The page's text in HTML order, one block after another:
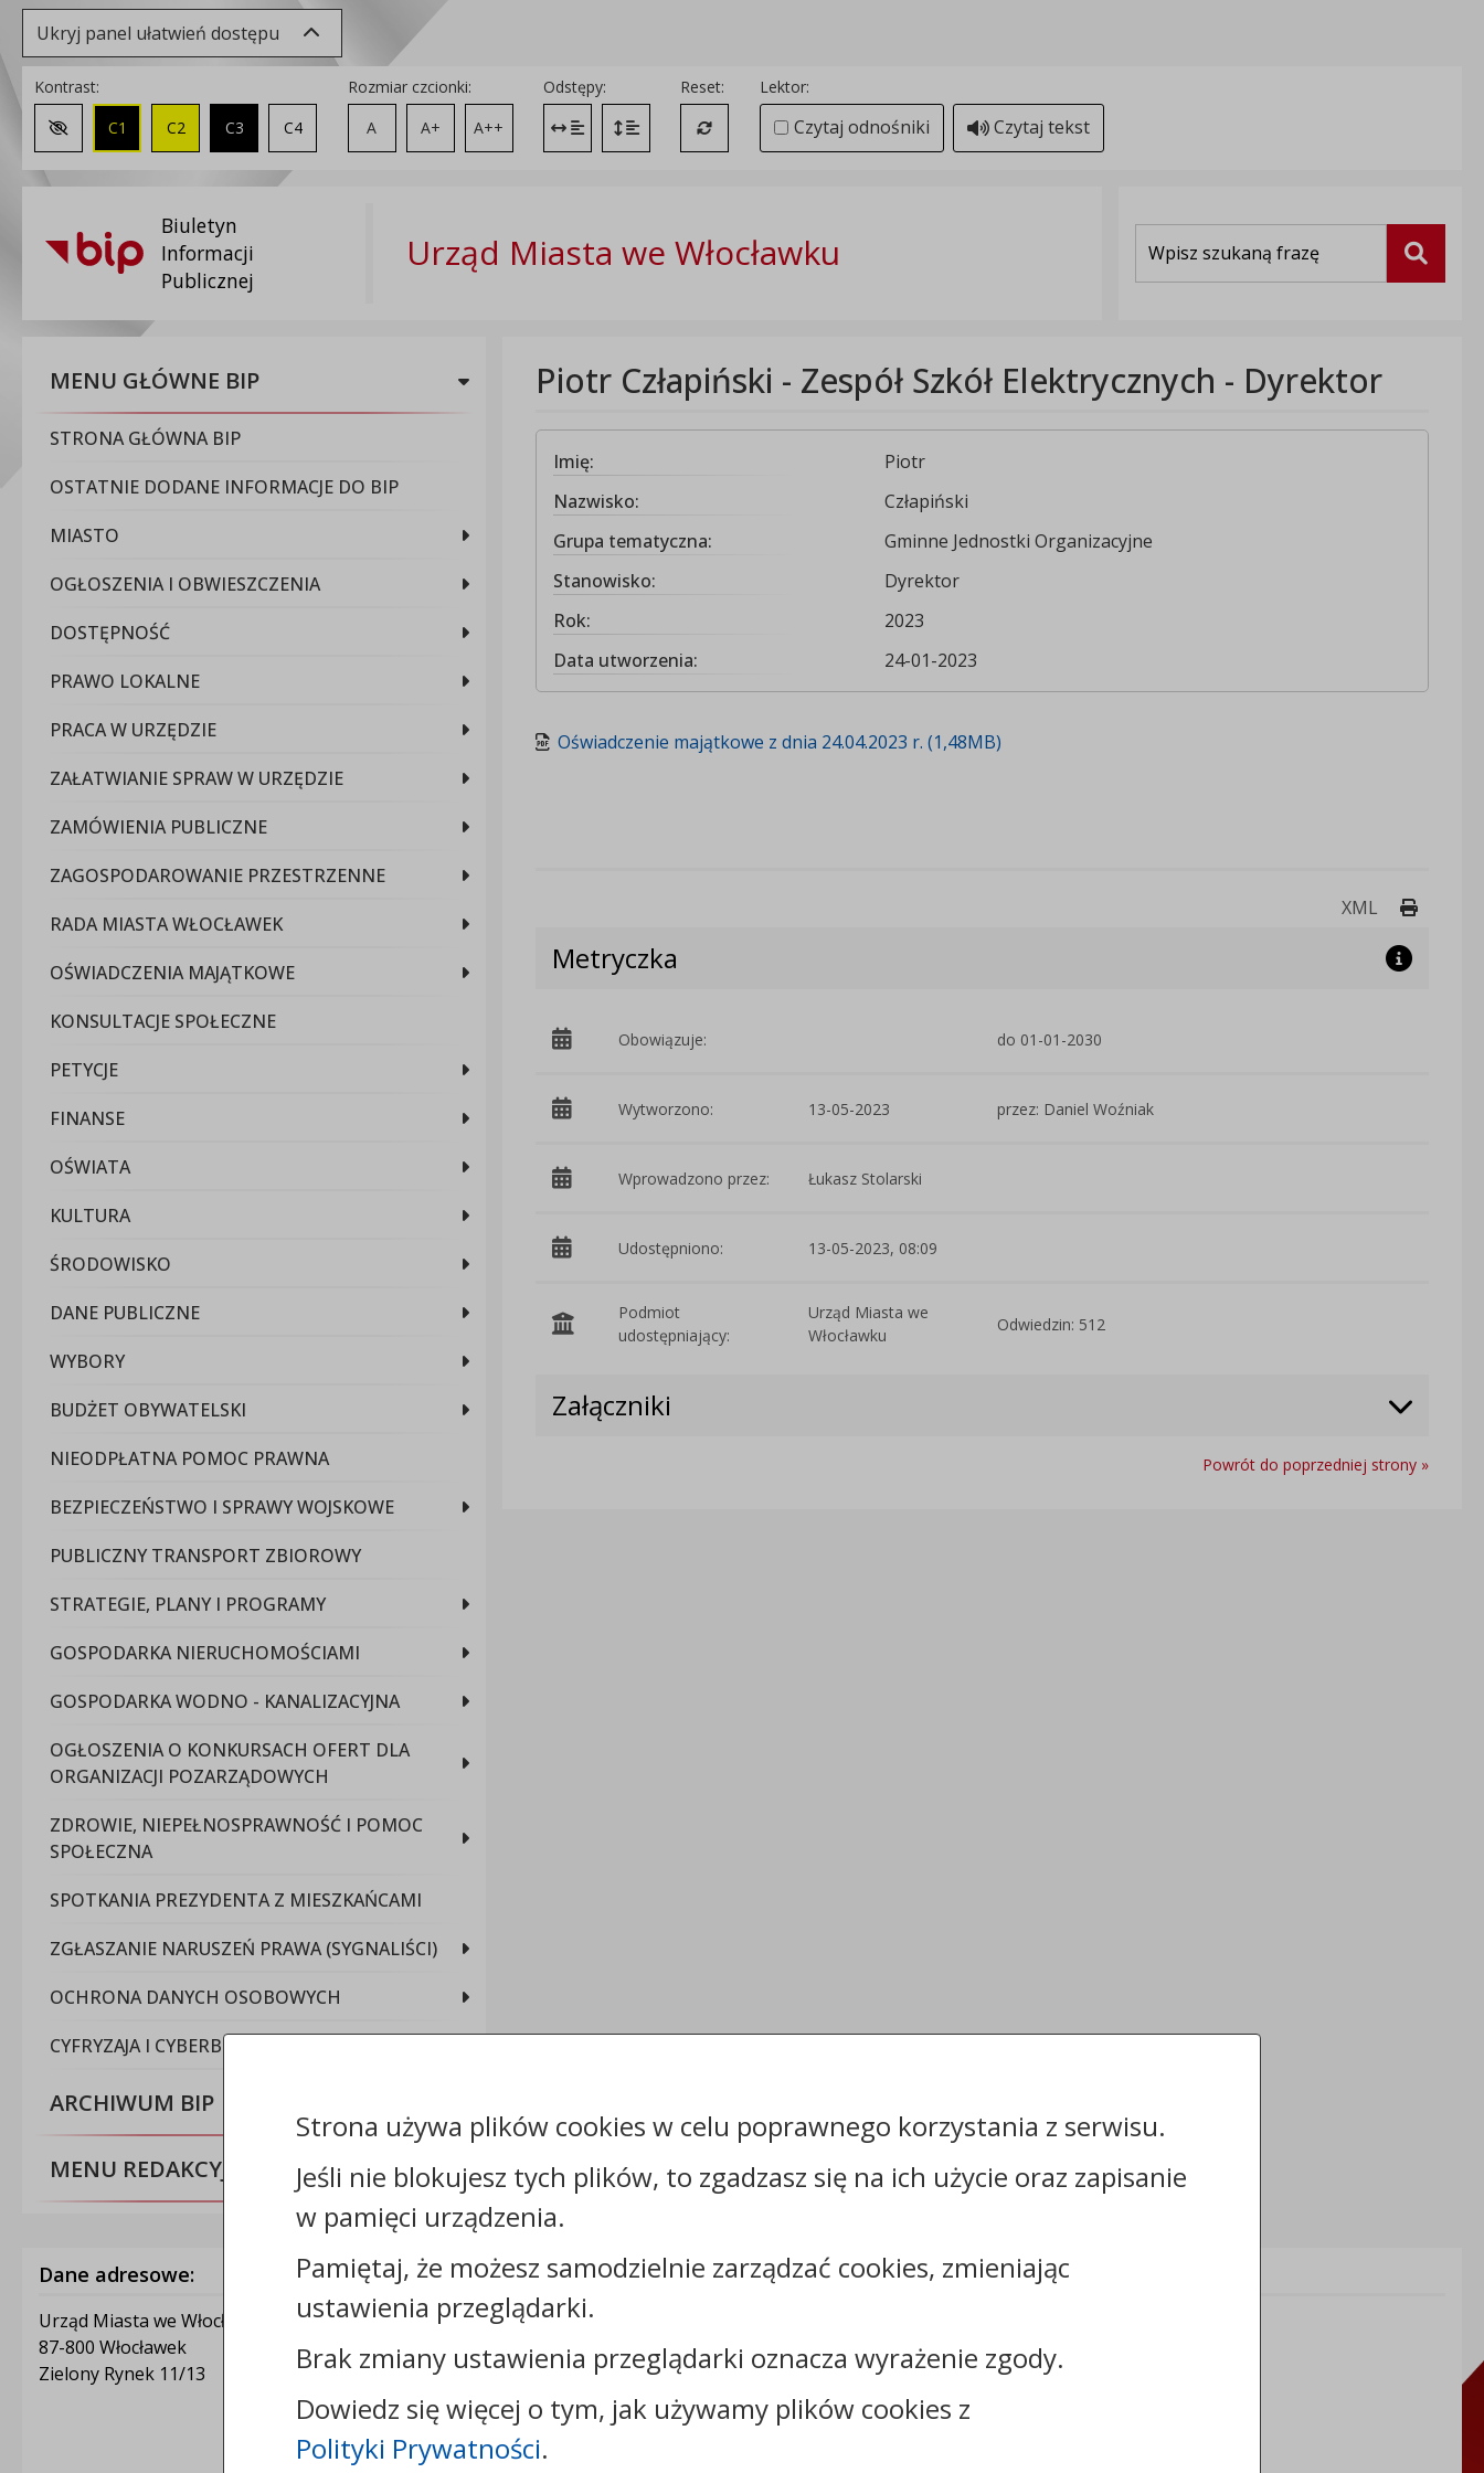
Ukryj panel ułatwień dostępu
Kontrast:
Zmień kontrast na domyślny
C1 C2 C3 C4
Rozmiar czcionki:
A
A+ A++
Odstępy:
Zmień odstęp między literami
Zmień interlinię i margines między paragrafami
Reset:
Przywróć ustawienia domyślne
Lektor:
Czytaj odnośniki Czytaj tekst
Biuletyn
Informacji
Publicznej
Urząd Miasta we Włocławku Szukaj
MENU GŁÓWNE BIP
STRONA GŁÓWNA BIP
OSTATNIE DODANE INFORMACJE DO BIP
MIASTO
OGŁOSZENIA I OBWIESZCZENIA
DOSTĘPNOŚĆ
PRAWO LOKALNE
PRACA W URZĘDZIE
ZAŁATWIANIE SPRAW W URZĘDZIE
ZAMÓWIENIA PUBLICZNE
ZAGOSPODAROWANIE PRZESTRZENNE
RADA MIASTA WŁOCŁAWEK
OŚWIADCZENIA MAJĄTKOWE
KONSULTACJE SPOŁECZNE
PETYCJE
FINANSE
OŚWIATA
KULTURA
ŚRODOWISKO
DANE PUBLICZNE
WYBORY
BUDŻET OBYWATELSKI
NIEODPŁATNA POMOC PRAWNA
BEZPIECZEŃSTWO I SPRAWY WOJSKOWE
PUBLICZNY TRANSPORT ZBIOROWY
STRATEGIE, PLANY I PROGRAMY
GOSPODARKA NIERUCHOMOŚCIAMI
GOSPODARKA WODNO - KANALIZACYJNA
OGŁOSZENIA O KONKURSACH OFERT DLA
ORGANIZACJI POZARZĄDOWYCH
ZDROWIE, NIEPEŁNOSPRAWNOŚĆ I POMOC
SPOŁECZNA
SPOTKANIA PREZYDENTA Z MIESZKAŃCAMI
ZGŁASZANIE NARUSZEŃ PRAWA (SYGNALIŚCI)
OCHRONA DANYCH OSOBOWYCH
CYFRYZAJA I CYBERBEZPIECZEŃSTWO
ARCHIWUM BIP
MENU REDAKCYJNE
Piotr Człapiński - Zespół Szkół Elektrycznych - Dyrektor
Imię:
Piotr
Nazwisko:
Człapiński
Grupa tematyczna:
Gminne Jednostki Organizacyjne
Stanowisko:
Dyrektor
Rok:
2023
Data utworzenia:
24-01-2023
Oświadczenie majątkowe z dnia 24.04.2023 r. (1,48MB)
XML Drukuj
Metryczka
Obowiązuje: do 01-01-2030
Wytworzono: 13-05-2023 przez: Daniel Woźniak
Wprowadzono przez: Łukasz Stolarski
Udostępniono: 13-05-2023, 08:09
Podmiot
udostępniający:
Urząd Miasta we
Włocławku
Odwiedzin: 512
Załączniki
Powrót do poprzedniej strony »
Dane adresowe:
Urząd Miasta we Włocławku
87-800 Włocławek
Zielony Rynek 11/13
Kontakt:
tel.:+48544144000
faks: +48544144444
e-mail:poczta@um.wloclawek.pl
skrytka ePUAP: /umwloclawek/SkrytkaESP lub
/umwloclawek/skrytka
strona www:
Informacje dodatkowe:
REGON: 910866910
TERYT: 0464011
Strona używa plików cookies w celu poprawnego korzystania z serwisu.
Jeśli nie blokujesz tych plików, to zgadzasz się na ich użycie oraz zapisanie
w pamięci urządzenia.
Pamiętaj, że możesz samodzielnie zarządzać cookies, zmieniając
ustawienia przeglądarki.
Brak zmiany ustawienia przeglądarki oznacza wyrażenie zgody.
Dowiedz się więcej o tym, jak używamy plików cookies z
Polityki Prywatności.